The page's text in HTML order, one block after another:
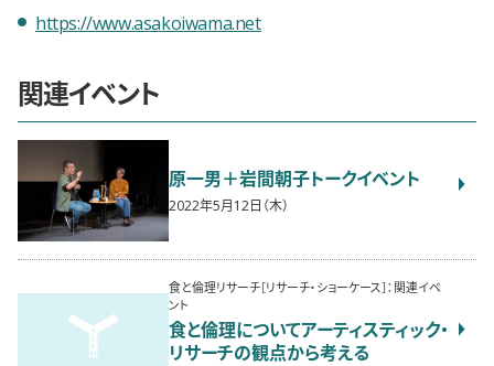
https://www.asakoiwama.net
関連イベント
原一男＋岩間朝子トークイベント
2022年5月12日（木）
食と倫理リサーチ［リサーチ・ショーケース］：関連イベ
ント
食と倫理についてアーティスティック・
リサーチの観点から考える